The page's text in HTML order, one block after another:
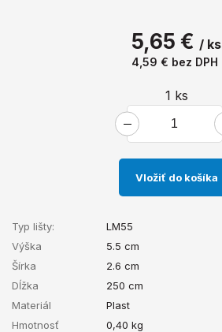
5,65 € / ks
4,59 € bez DPH
1 ks
Vložiť do košíka
Typ lišty:
LM55
Výška
5.5 cm
Šírka
2.6 cm
Dĺžka
250 cm
Materiál
Plast
Hmotnosť
0,40 kg